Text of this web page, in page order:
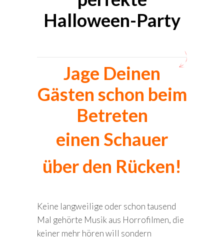
Halloween-Party
Jage Deinen
Gästen schon beim
Betreten
einen Schauer
über den Rücken!
Keine langweilige oder schon tausend
Mal gehörte Musik aus Horrofilmen, die
keiner mehr hören will sondern